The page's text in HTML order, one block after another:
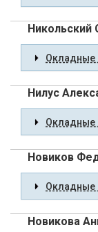
Никольский
Окладные
Нилус
Окладные
Новиков
Окладные
Новикова